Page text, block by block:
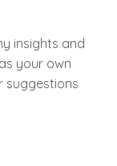
insights and
your own
suggestions